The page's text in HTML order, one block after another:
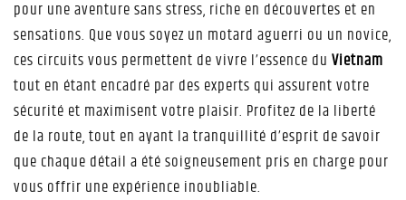
pour une aventure sans stress, riche en découvertes et en
sensations. Que vous soyez un motard aguerri ou un novice,
ces circuits vous permettent de vivre l’essence du Vietnam
tout en étant encadré par des experts qui assurent votre
sécurité et maximisent votre plaisir. Profitez de la liberté
de la route, tout en ayant la tranquillité d’esprit de savoir
que chaque détail a été soigneusement pris en charge pour
vous offrir une expérience inoubliable.